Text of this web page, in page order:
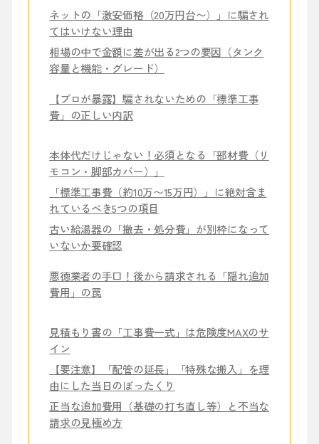
ネットの「激安価格（20万円台〜）」に騙され
てはいけない理由
相場の中で金額に差が出る2つの要因（タンク
容量と機能・グレード）
【プロが暴露】騙されないための「標準工事
費」の正しい内訳
本体代だけじゃない！必須となる「部材費（リ
モコン・脚部カバー）」
「標準工事費（約10万〜15万円）」に絶対含ま
れているべき5つの項目
古い給湯器の「撤去・処分費」が別枠になって
いないか要確認
悪徳業者の手口！後から請求される「隠れ追加
費用」の罠
見積もり書の「工事費一式」は危険度MAXのサ
イン
【要注意】「配管の延長」「特殊な搬入」を理
由にした当日のぼったくり
正当な追加費用（基礎の打ち直し等）と不当な
請求の見極め方